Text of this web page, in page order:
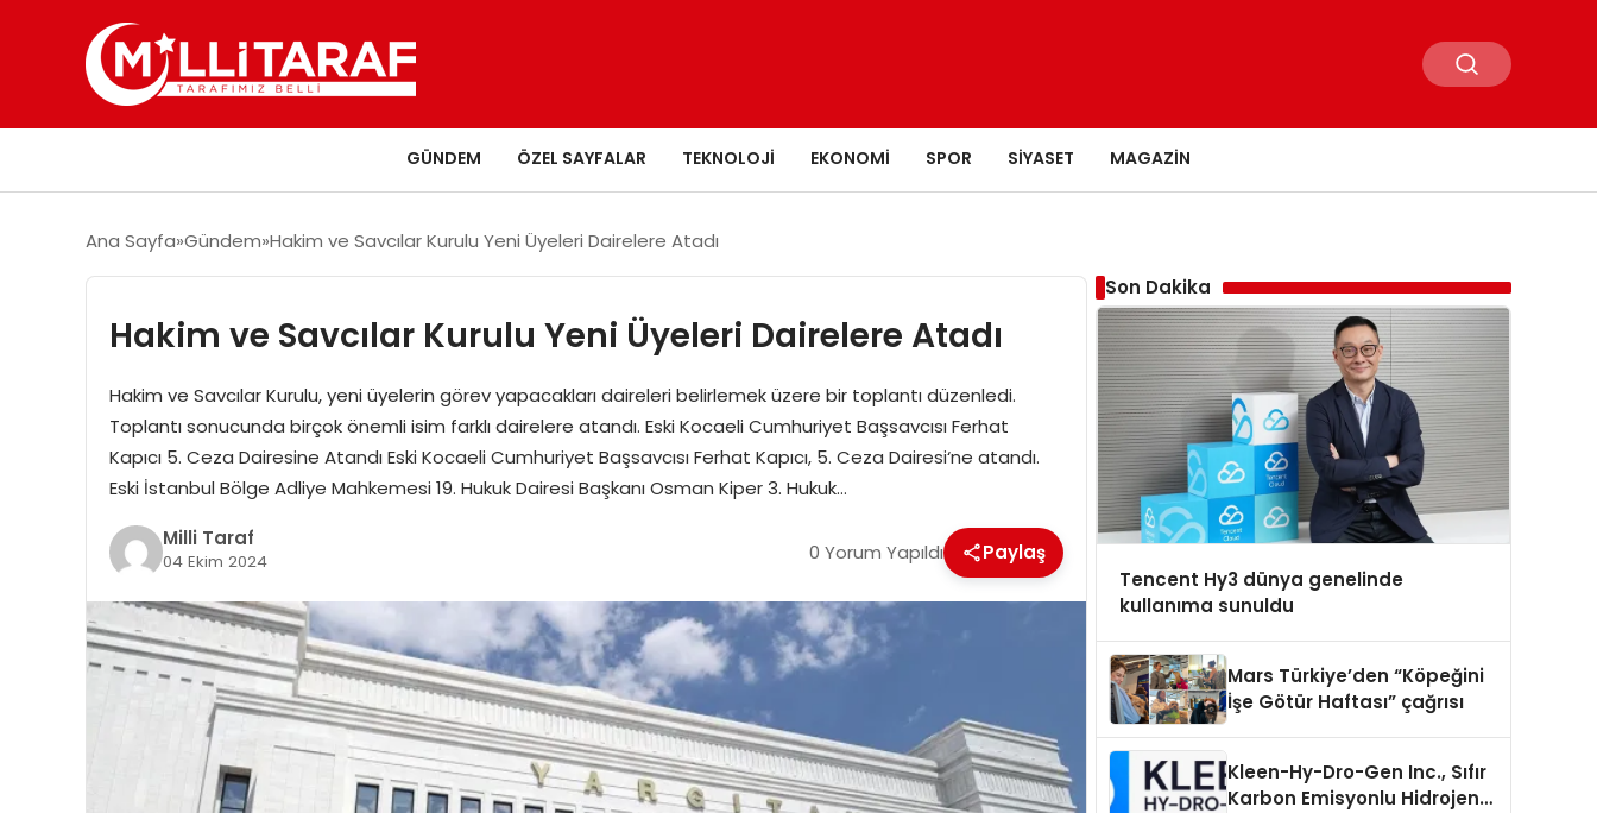
GÜNDEM ÖZEL SAYFALAR TEKNOLOJI EKONOMI SPOR SIYASET MAGAZIN
Ana Sayfa Gündem Hakim ve Savcılar Kurulu Yeni Üyeleri Dairelere Atadı
Hakim ve Savcılar Kurulu Yeni Üyeleri Dairelere Atadı
Hakim ve Savcılar Kurulu, yeni üyelerin görev yapacakları daireleri belirlemek üzere bir toplantı düzenledi.
Toplantı sonucunda birçok önemli isim farklı dairelere atandı. Eski Kocaeli Cumhuriyet Başsavcısı Ferhat
Kapıcı 5. Ceza Dairesine Atandı Eski Kocaeli Cumhuriyet Başsavcısı Ferhat Kapıcı, 5. Ceza Dairesi‘ne atandı.
Eski İstanbul Bölge Adliye Mahkemesi 19. Hukuk Dairesi Başkanı Osman Kiper 3. Hukuk…
Milli Taraf
04 Ekim 2024 0 Yorum Yapıldı Paylaş
Son Dakika
Tencent Hy3 dünya genelinde
kullanıma sunuldu
Mars Türkiye’den “Köpeğini
İşe Götür Haftası” çağrısı
Kleen-Hy-Dro-Gen Inc., Sıfır
Karbon Emisyonlu Hidrojen